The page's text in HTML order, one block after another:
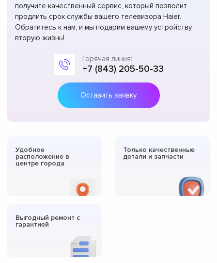
получите качественный сервис, который позволит
продлить срок службы вашего телевизора Haier.
Обратитесь к нам, и мы подарим вашему устройству
вторую жизнь!
Горячая линия:
+7 (843) 205-50-33
Оставить заявку
Удобное
расположение в
центре города
Только качественные
детали и запчасти
Выгодный ремонт с
гарантией